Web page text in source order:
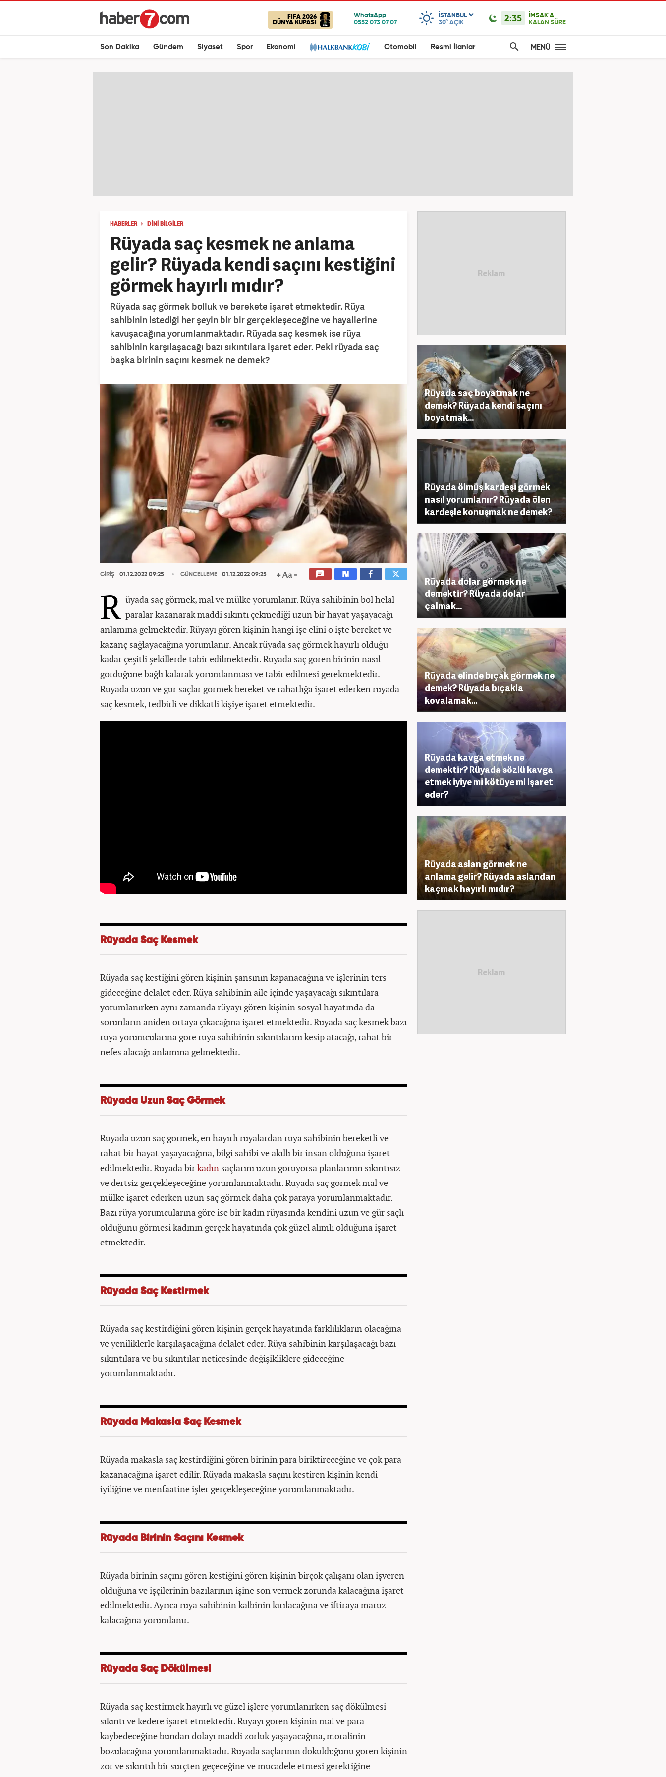
FIFA 2026
DÜNYA KUPASI
ISTANBUL
30° AÇIK 2:35
İMSAK'A
KALAN SÜRE
Son Dakika Gündem Siyaset Spor Ekonomi Otomobil Resmi İlanlar MENÜ
HABERLER DİNİ BİLGİLER
Rüyada saç kesmek ne anlama
gelir? Rüyada kendi saçını kestiğini
görmek hayırlı mıdır?
Rüyada saç görmek bolluk ve berekete işaret etmektedir. Rüya
sahibinin istediği her şeyin bir bir gerçekleşeceğine ve hayallerine
kavuşacağına yorumlanmaktadır. Rüyada saç kesmek ise rüya
sahibinin karşılaşacağı bazı sıkıntılara işaret eder. Peki rüyada saç
başka birinin saçını kesmek ne demek?
GİRİŞ 01.12.2022 09:25 GÜNCELLEME 01.12.2022 09:25
R üyada saç görmek, mal ve mülke yorumlanır. Rüya sahibinin bol helal
paralar kazanarak maddi sıkıntı çekmediği uzun bir hayat yaşayacağı
anlamına gelmektedir. Rüyayı gören kişinin hangi işe elini o işte bereket ve
kazanç sağlayacağına yorumlanır. Ancak rüyada saç görmek hayırlı olduğu
kadar çeşitli şekillerde tabir edilmektedir. Rüyada saç gören birinin nasıl
gördüğüne bağlı kalarak yorumlanması ve tabir edilmesi gerekmektedir.
Rüyada uzun ve gür saçlar görmek bereket ve rahatlığa işaret ederken rüyada
saç kesmek, tedbirli ve dikkatli kişiye işaret etmektedir.
Rüyada Saç Kesmek
Rüyada saç kestiğini gören kişinin şansının kapanacağına ve işlerinin ters
gideceğine delalet eder. Rüya sahibinin aile içinde yaşayacağı sıkıntılara
yorumlanırken aynı zamanda rüyayı gören kişinin sosyal hayatında da
sorunların aniden ortaya çıkacağına işaret etmektedir. Rüyada saç kesmek bazı
rüya yorumcularına göre rüya sahibinin sıkıntılarını kesip atacağı, rahat bir
nefes alacağı anlamına gelmektedir.
Rüyada Uzun Saç Görmek
Rüyada uzun saç görmek, en hayırlı rüyalardan rüya sahibinin bereketli ve
rahat bir hayat yaşayacağına, bilgi sahibi ve akıllı bir insan olduğuna işaret
edilmektedir. Rüyada birkadın saçlarını uzun görüyorsa planlarının sıkıntısız
ve dertsiz gerçekleşeceğine yorumlanmaktadır. Rüyada saç görmek mal ve
mülke işaret ederken uzun saç görmek daha çok paraya yorumlanmaktadır.
Bazı rüya yorumcularına göre ise bir kadın rüyasında kendini uzun ve gür saçlı
olduğunu görmesi kadının gerçek hayatında çok güzel alımlı olduğuna işaret
etmektedir.
Rüyada Saç Kestirmek
Rüyada saç kestirdiğini gören kişinin gerçek hayatında farklılıkların olacağına
ve yeniliklerle karşılaşacağına delalet eder. Rüya sahibinin karşılaşacağı bazı
sıkıntılara ve bu sıkıntılar neticesinde değişikliklere gideceğine
yorumlanmaktadır.
Rüyada Makasla Saç Kesmek
Rüyada makasla saç kestirdiğini gören birinin para biriktireceğine ve çok para
kazanacağına işaret edilir. Rüyada makasla saçını kestiren kişinin kendi
iyiliğine ve menfaatine işler gerçekleşeceğine yorumlanmaktadır.
Rüyada Birinin Saçını Kesmek
Rüyada birinin saçını gören kestiğini gören kişinin birçok çalışanı olan işveren
olduğuna ve işçilerinin bazılarının işine son vermek zorunda kalacağına işaret
edilmektedir. Ayrıca rüya sahibinin kalbinin kırılacağına ve iftiraya maruz
kalacağına yorumlanır.
Rüyada Saç Dökülmesi
Rüyada saç kestirmek hayırlı ve güzel işlere yorumlanırken saç dökülmesi
sıkıntı ve kedere işaret etmektedir. Rüyayı gören kişinin mal ve para
kaybedeceğine bundan dolayı maddi zorluk yaşayacağına, moralinin
bozulacağına yorumlanmaktadır. Rüyada saçlarının döküldüğünü gören kişinin
zor ve sıkıntılı bir sürçten geçeceğine ve mücadele etmesi gerektiğine
Rüyada saç boyatmak ne
demek? Rüyada kendi saçını
boyatmak...
Rüyada ölmüş kardeşi görmek
nasıl yorumlanır? Rüyada ölen
kardeşle konuşmak ne demek?
Rüyada dolar görmek ne
demektir? Rüyada dolar
çalmak...
Rüyada elinde bıçak görmek ne
demek? Rüyada bıçakla
kovalamak...
Rüyada kavga etmek ne
demektir? Rüyada sözlü kavga
etmek iyiye mi kötüye mi işaret
eder?
Rüyada aslan görmek ne
anlama gelir? Rüyada aslandan
kaçmak hayırlı mıdır?